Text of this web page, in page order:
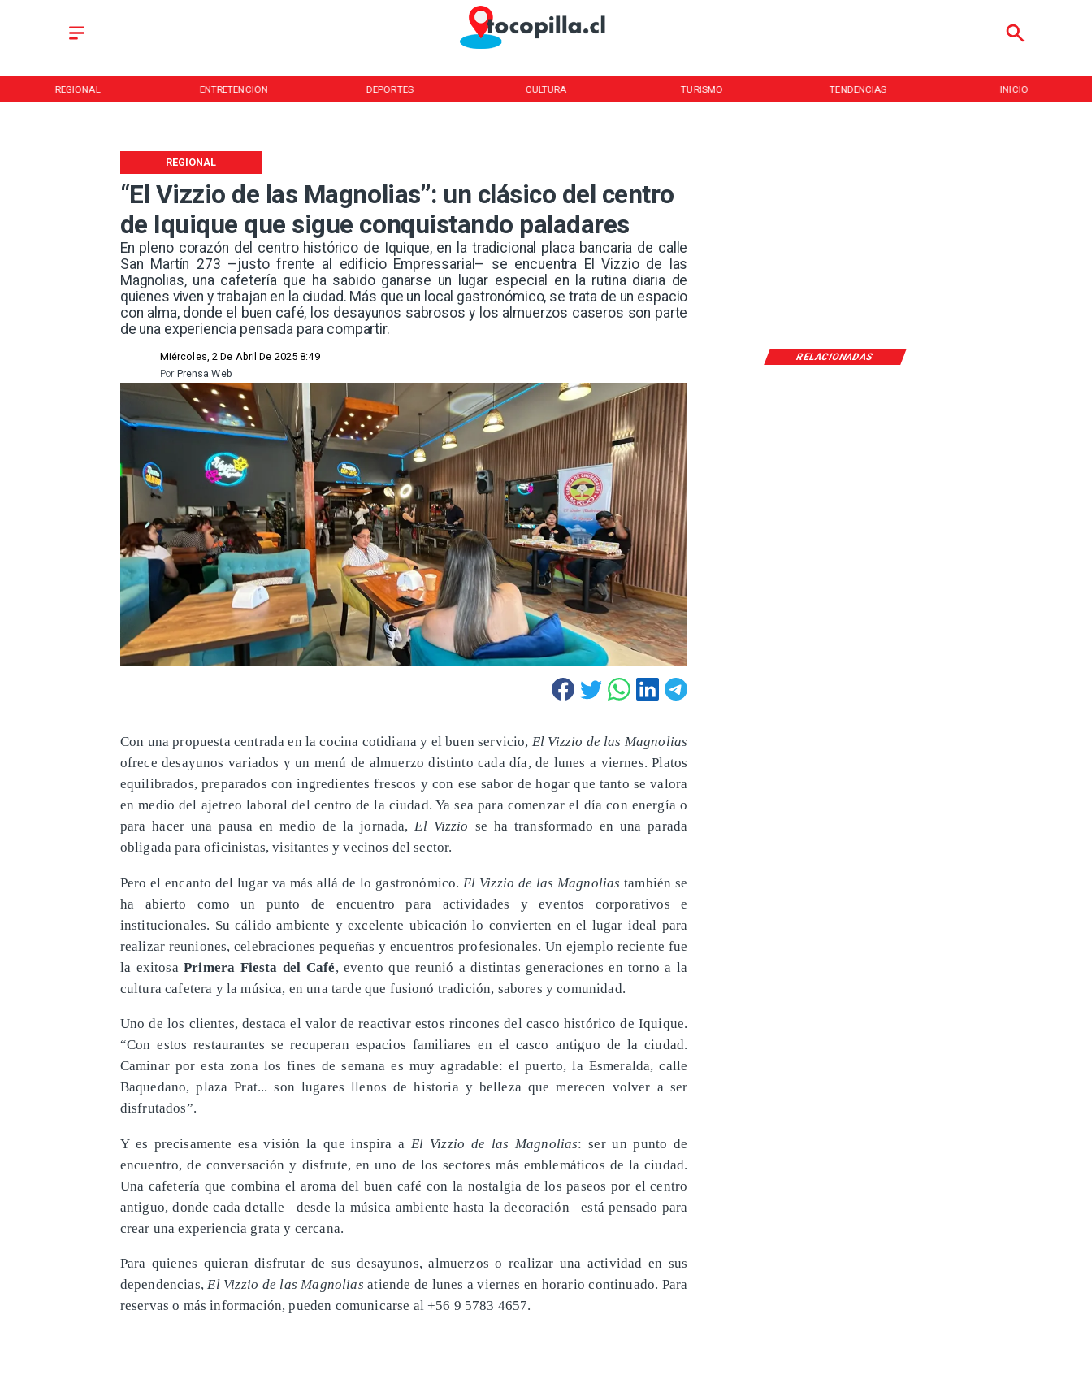
REGIONAL ENTRETENCIÓN DEPORTES CULTURA TURISMO TENDENCIAS INICIO
“El Vizzio de las Magnolias”: un clásico del centro
de Iquique que sigue conquistando paladares
​En pleno corazón del centro histórico de Iquique, en la tradicional placa bancaria de calle
San Martín 273 –justo frente al edificio Empressarial– se encuentra El Vizzio de las
Magnolias, una cafetería que ha sabido ganarse un lugar especial en la rutina diaria de
quienes viven y trabajan en la ciudad. Más que un local gastronómico, se trata de un espacio
con alma, donde el buen café, los desayunos sabrosos y los almuerzos caseros son parte
de una experiencia pensada para compartir.
REGIONAL
RELACIONADAS
Miércoles, 2 De Abril De 2025 8:49
Prensa Web
Por
Con una propuesta centrada en la cocina cotidiana y el buen servicio, El Vizzio de las Magnolias
ofrece desayunos variados y un menú de almuerzo distinto cada día, de lunes a viernes. Platos
equilibrados, preparados con ingredientes frescos y con ese sabor de hogar que tanto se valora
en medio del ajetreo laboral del centro de la ciudad. Ya sea para comenzar el día con energía o
para hacer una pausa en medio de la jornada,El Vizzio se ha transformado en una parada
obligada para oficinistas, visitantes y vecinos del sector.
Pero el encanto del lugar va más allá de lo gastronómico. El Vizzio de las Magnolias también se
ha abierto como un punto de encuentro para actividades y eventos corporativos e
institucionales. Su cálido ambiente y excelente ubicación lo convierten en el lugar ideal para
realizar reuniones, celebraciones pequeñas y encuentros profesionales. Un ejemplo reciente fue
la exitosaPrimera Fiesta del Café, evento que reunió a distintas generaciones en torno a la
cultura cafetera y la música, en una tarde que fusionó tradición, sabores y comunidad.
Uno de los clientes, destaca el valor de reactivar estos rincones del casco histórico de Iquique.
“Con estos restaurantes se recuperan espacios familiares en el casco antiguo de la ciudad.
Caminar por esta zona los fines de semana es muy agradable: el puerto, la Esmeralda, calle
Baquedano, plaza Prat... son lugares llenos de historia y belleza que merecen volver a ser
disfrutados”.
Y es precisamente esa visión la que inspira a El Vizzio de las Magnolias: ser un punto de
encuentro, de conversación y disfrute, en uno de los sectores más emblemáticos de la ciudad.
Una cafetería que combina el aroma del buen café con la nostalgia de los paseos por el centro
antiguo, donde cada detalle –desde la música ambiente hasta la decoración– está pensado para
crear una experiencia grata y cercana.
Para quienes quieran disfrutar de sus desayunos, almuerzos o realizar una actividad en sus
dependencias,El Vizzio de las Magnolias atiende de lunes a viernes en horario continuado. Para
reservas o más información, pueden comunicarse al +56 9 5783 4657.